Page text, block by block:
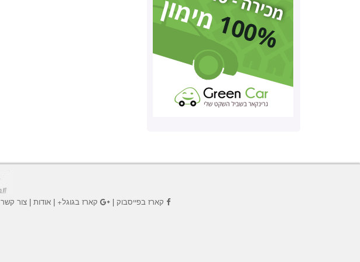
קארז בפייסבוק | קארז בגוגל+ | אודות | צור קשר